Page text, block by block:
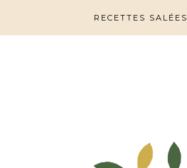
RECETTES SALÉES